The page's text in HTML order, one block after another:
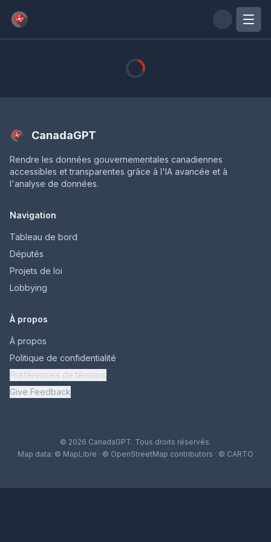
CanadaGPT
Rendre les données gouvernementales canadiennes
accessibles et transparentes grâce à l'IA avancée et à
l'analyse de données.
Navigation
Tableau de bord
Députés
Projets de loi
Lobbying
À propos
À propos
Politique de confidentialité
Préférences de témoins
Give Feedback
© 2026 CanadaGPT. Tous droits réservés.
Map data: © MapLibre · © OpenStreetMap contributors · © CARTO